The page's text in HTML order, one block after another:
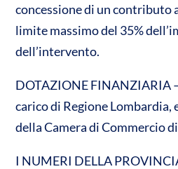
concessione di un contributo
limite massimo del 35%
dell’intervento.
DOTAZIONE FINANZIARIA
carico di Regione Lombardia,
della Camera di Commercio
I NUMERI DELLA